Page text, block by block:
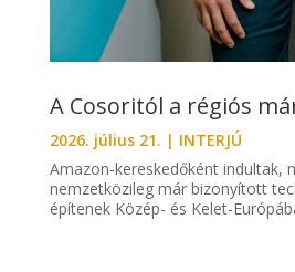
A Cosoritól a régiós
2026. július 21. | INTERJÚ
Amazon-kereskedőként indultak,
nemzetközileg már bizonyított
építenek Közép- és Kelet-